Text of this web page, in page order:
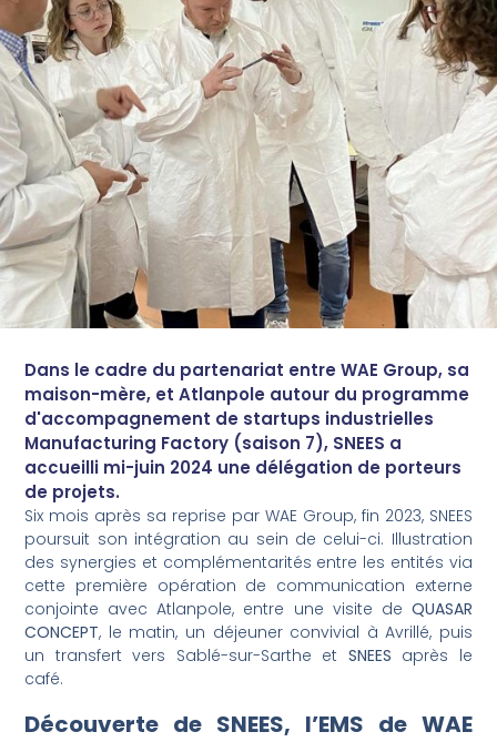
Dans le cadre du partenariat entre WAE Group, sa
maison-mère, et Atlanpole autour du programme
d'accompagnement de startups industrielles
Manufacturing Factory (saison 7), SNEES a
accueilli mi-juin 2024 une délégation de porteurs
de projets.
Six mois après sa reprise par WAE Group, fin 2023, SNEES
poursuit son intégration au sein de celui-ci. Illustration
des synergies et complémentarités entre les entités via
cette première opération de communication externe
conjointe avec Atlanpole, entre une visite de QUASAR
CONCEPT, le matin, un déjeuner convivial à Avrillé, puis
un transfert vers Sablé-sur-Sarthe et SNEES après le
café.
Découverte de SNEES, l’EMS de WAE